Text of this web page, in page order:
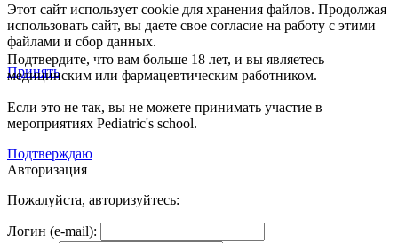
Этот сайт использует cookie для хранения файлов. Продолжая
использовать сайт, вы даете свое согласие на работу с этими
файлами и сбор данных.
Принять
Подтвердите, что вам больше 18 лет, и вы являетесь
медицинским или фармацевтическим работником.
Если это не так, вы не можете принимать участие в
мероприятиях Pediatric's school.
Подтверждаю
Авторизация
Пожалуйста, авторизуйтесь:
Логин (e-mail):